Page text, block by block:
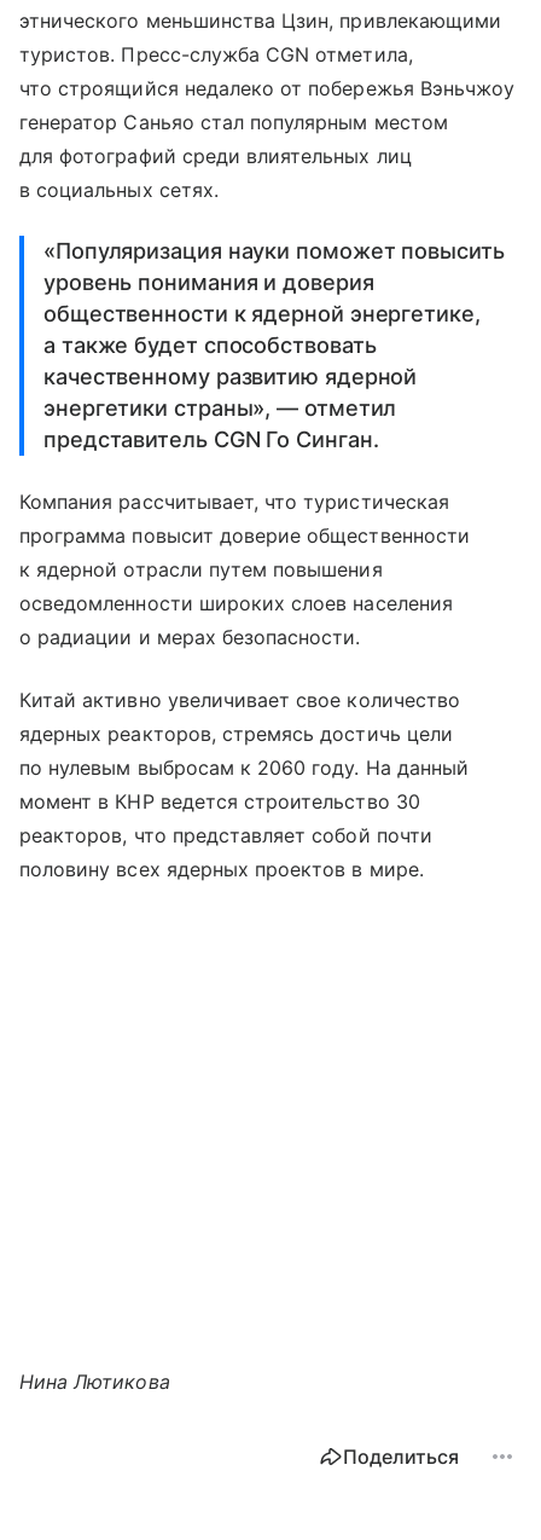
этнического меньшинства Цзин, привлекающими
туристов. Пресс-служба CGN отметила,
что строящийся недалеко от побережья Вэньчжоу
генератор Саньяо стал популярным местом
для фотографий среди влиятельных лиц
в социальных сетях.
«Популяризация науки поможет повысить
уровень понимания и доверия
общественности к ядерной энергетике,
а также будет способствовать
качественному развитию ядерной
энергетики страны», — отметил
представитель CGN Го Синган.
Компания рассчитывает, что туристическая
программа повысит доверие общественности
к ядерной отрасли путем повышения
осведомленности широких слоев населения
о радиации и мерах безопасности.
Китай активно увеличивает свое количество
ядерных реакторов, стремясь достичь цели
по нулевым выбросам к 2060 году. На данный
момент в КНР ведется строительство 30
реакторов, что представляет собой почти
половину всех ядерных проектов в мире.
Нина Лютикова
Поделиться